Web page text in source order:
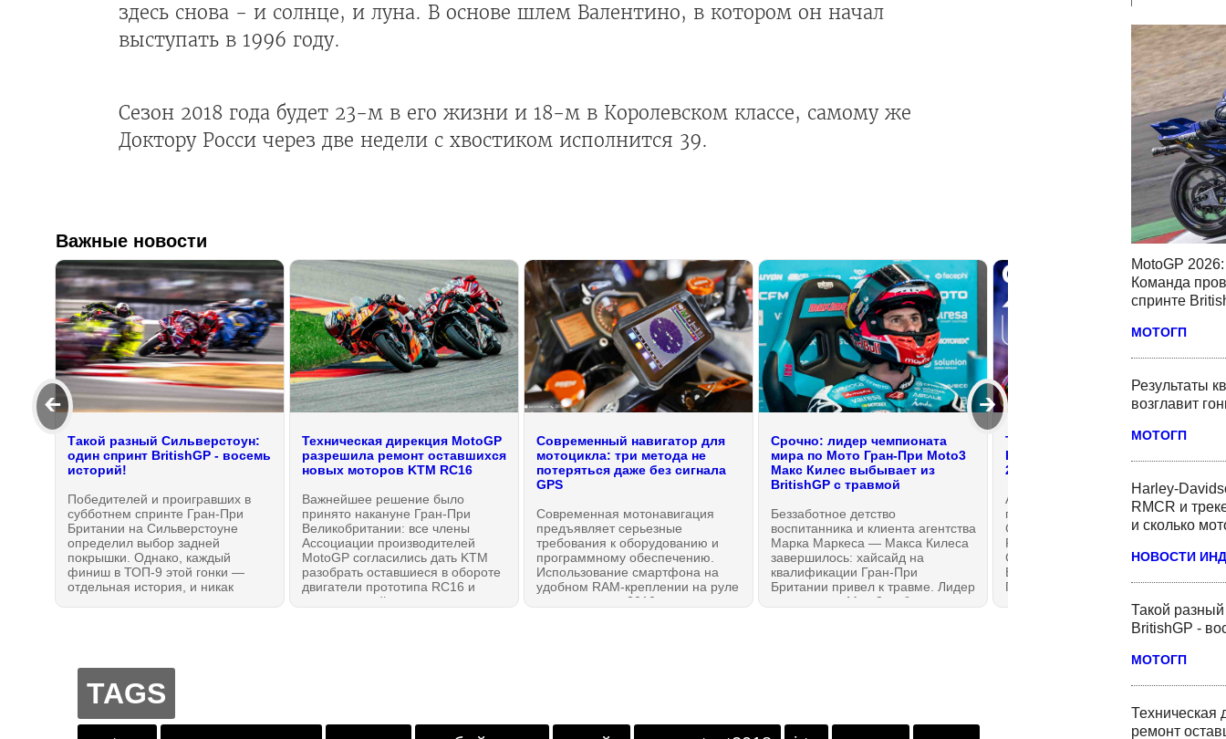
MotoGP
Команда
спринте
МОТОГП
Результаты
возглавит
МОТОГП
Harley-
RMCR и
и сколько
НОВОСТИ
Такой
BritishGP -
МОТОГП
Техническая
ремонт
здесь снова - и солнце, и луна. В основе шлем Валентино, в котором он начал
выступать в 1996 году.
Сезон 2018 года будет 23-м в его жизни и 18-м в Королевском классе, самому же
Доктору Росси через две недели с хвостиком исполнится 39.
Важные новости
🡰 🡲
Такой разный Сильверстоун:
один спринт BritishGP - восемь
историй!
Победителей и проигравших в
субботнем спринте Гран-При
Британии на Сильверстоуне
определил выбор задней
покрышки. Однако, каждый
финиш в ТОП-9 этой гонки —
отдельная история, и никак
на этот раз Марк Маркес.
Результаты и обзор гонки MotoGP.
Техническая дирекция MotoGP
разрешила ремонт оставшихся
новых моторов KTM RC16
Важнейшее решение было
принято накануне Гран-При
Великобритании: все члены
Ассоциации производителей
MotoGP согласились дать KTM
разобрать оставшиеся в обороте
двигатели прототипа RC16 и
устранить найденную угрозу
Современный навигатор для
мотоцикла: три метода не
потеряться даже без сигнала
GPS
Современная мотонавигация
предъявляет серьезные
требования к оборудованию и
программному обеспечению.
Использование смартфона на
удобном RAM-креплении на руле
— решение из 2010-х, и оно
сигнал GPS полностью заглушен.
Срочно: лидер чемпионата
мира по Мото Гран-При Moto3
Макс Килес выбывает из
BritishGP с травмой
Беззаботное детство
воспитанника и клиента агентства
Марка Маркеса — Макса Килеса
завершилось: хайсайд на
квалификации Гран-При
Британии привел к травме. Лидер
чемпионата Moto3 выбывает из
Трансляция: Спринт Гран-При
Британии BritishGP MotoGP
2026
Aprilia против Ducati:
продолжение! Кому
Сильверстоун — новый Дом
Родной, а кому — тёща?
Субботний спринт Гран-При
Британии #BritishGP Мото Гран-
При от старта до финиша без
TAGS